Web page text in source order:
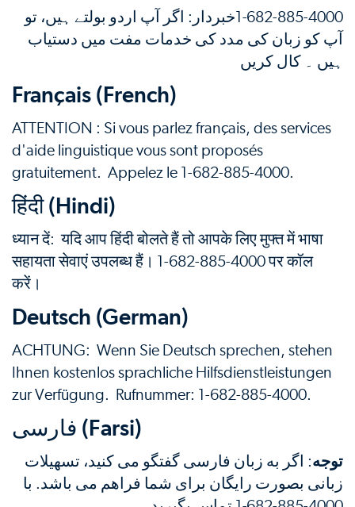
1-682-885-4000 خبردار: اگر آپ اردو بولتے ہیں، تو
آپ کو زبان کی مدد کی خدمات مفت میں دستیاب
ہیں ۔ کال کریں
Français (French)
ATTENTION : Si vous parlez français, des services
d'aide linguistique vous sont proposés
gratuitement. Appelez le 1-682-885-4000.
हिंदी (Hindi)
ध्यान दें: यदि आप हिंदी बोलते हैं तो आपके लिए मुफ्त में भाषा
सहायता सेवाएं उपलब्ध हैं। 1-682-885-4000 पर कॉल
करें।
Deutsch (German)
ACHTUNG: Wenn Sie Deutsch sprechen, stehen
Ihnen kostenlos sprachliche Hilfsdienstleistungen
zur Verfügung. Rufnummer: 1-682-885-4000.
فارسی (Farsi)
توجه: اگر به زبان فارسی گفتگو می کنید، تسهیلات
زبانی بصورت رایگان برای شما فراهم می باشد. با